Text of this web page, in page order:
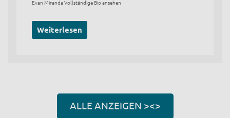
Evan Miranda Vollständige Bio ansehen
Weiterlesen
ALLE ANZEIGEN ><>